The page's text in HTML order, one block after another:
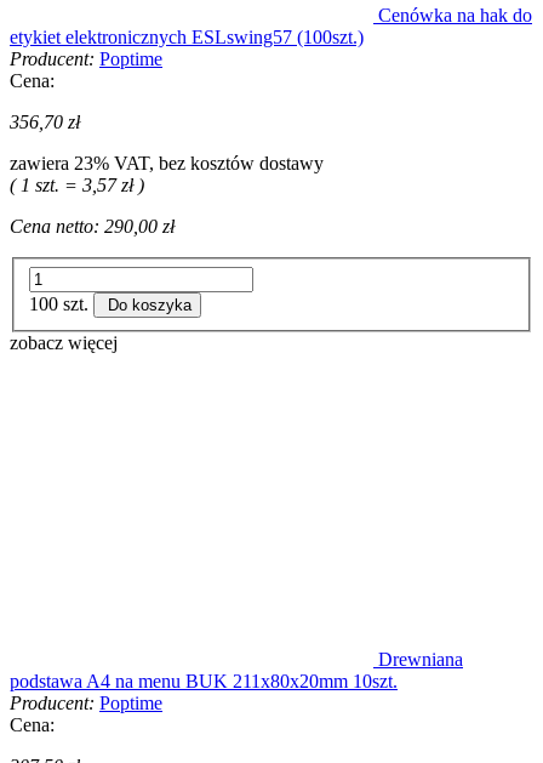
Cenówka na hak do
etykiet elektronicznych ESLswing57 (100szt.)
Producent: Poptime
Cena:
356,70 zł
zawiera 23% VAT, bez kosztów dostawy
( 1 szt. = 3,57 zł )
Cena netto: 290,00 zł
100 szt. Do koszyka
zobacz więcej
Drewniana
podstawa A4 na menu BUK 211x80x20mm 10szt.
Producent: Poptime
Cena: